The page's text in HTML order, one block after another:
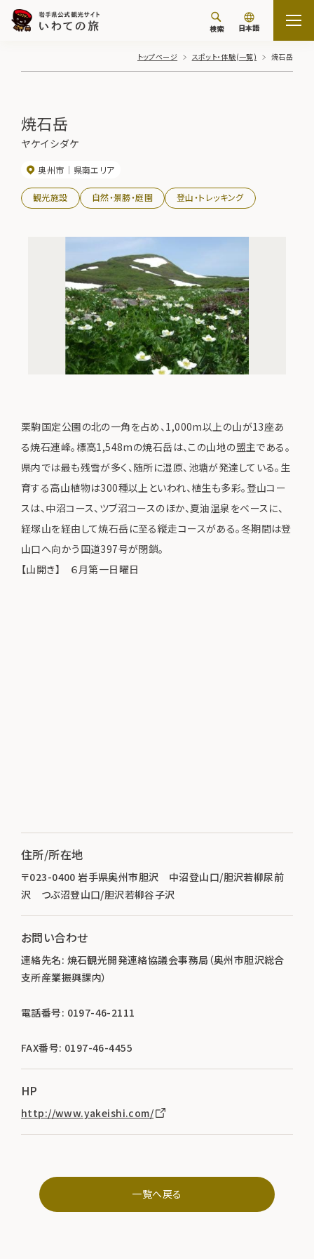
検索 日本語
トップページ スポット・体験(一覧) 焼石岳
焼石岳
ヤケイシダケ
奥州市 県南エリア
観光施設 自然・景勝・庭園 登山・トレッキング
栗駒国定公園の北の一角を占め、1,000m以上の山が13座あ
る焼石連峰。標高1,548mの焼石岳は、この山地の盟主である。
県内では最も残雪が多く、随所に湿原、池塘が発達している。生
育する高山植物は300種以上といわれ、植生も多彩。登山コー
スは、中沼コース、ツブ沼コースのほか、夏油温泉をベースに、
経塚山を経由して焼石岳に至る縦走コースがある。冬期間は登
山口へ向かう国道397号が閉鎖。
【山開き】 ６月第一日曜日
住所/所在地
〒023-0400 岩手県奥州市胆沢 中沼登山口/胆沢若柳尿前
沢 つぶ沼登山口/胆沢若柳谷子沢
お問い合わせ
連絡先名: 焼石観光開発連絡協議会事務局（奥州市胆沢総合
支所産業振興課内）
電話番号: 0197-46-2111
FAX番号: 0197-46-4455
HP
http://www.yakeishi.com/
一覧へ戻る